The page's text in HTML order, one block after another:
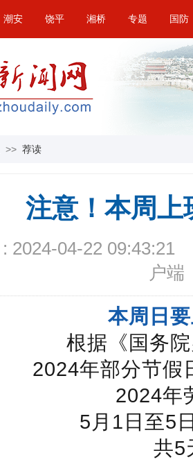
潮安 饶平 湘桥 专题 国防
>> 荐读
注意！本周上
2024-04-22 09:43:21
户端
本周日
根据《国务
2024年部分节假
2024年
5月1日至5
共5